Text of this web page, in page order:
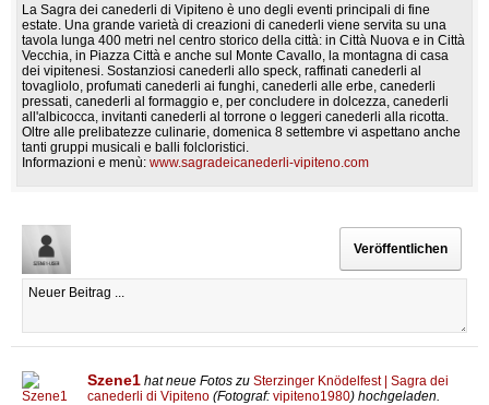
La Sagra dei canederli di Vipiteno è uno degli eventi principali di fine
estate. Una grande varietà di creazioni di canederli viene servita su una
tavola lunga 400 metri nel centro storico della città: in Città Nuova e in Città
Vecchia, in Piazza Città e anche sul Monte Cavallo, la montagna di casa
dei vipitenesi. Sostanziosi canederli allo speck, raffinati canederli al
tovagliolo, profumati canederli ai funghi, canederli alle erbe, canederli
pressati, canederli al formaggio e, per concludere in dolcezza, canederli
all'albicocca, invitanti canederli al torrone o leggeri canederli alla ricotta.
Oltre alle prelibatezze culinarie, domenica 8 settembre vi aspettano anche
tanti gruppi musicali e balli folcloristici.
Informazioni e menù: www.sagradeicanederli-vipiteno.com
Szene1 hat neue Fotos zu Sterzinger Knödelfest | Sagra dei
canederli di Vipiteno (Fotograf: vipiteno1980) hochgeladen.